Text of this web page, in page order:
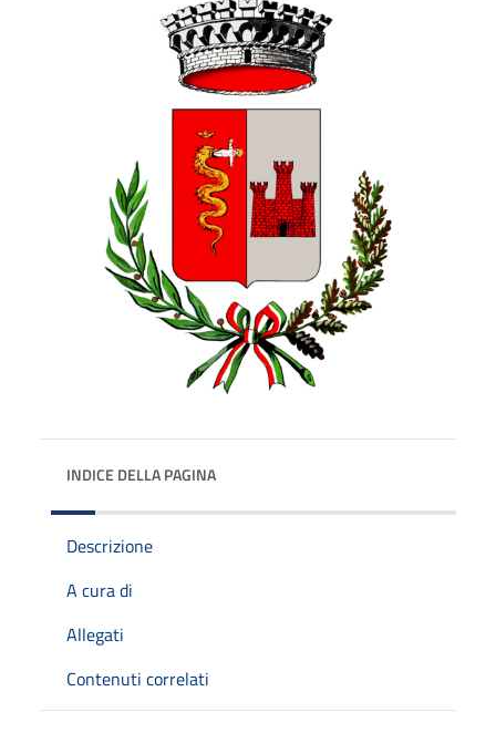
INDICE DELLA PAGINA
Descrizione
A cura di
Allegati
Contenuti correlati